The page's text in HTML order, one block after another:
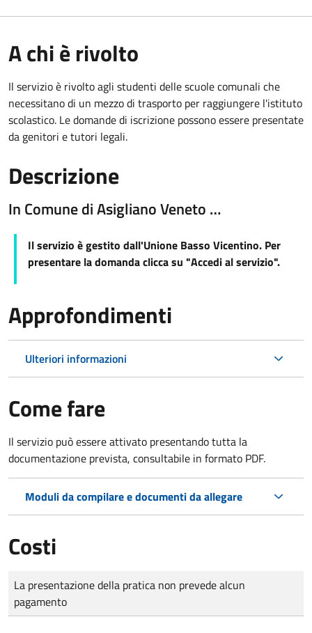
A chi è rivolto
Il servizio è rivolto agli studenti delle scuole comunali che
necessitano di un mezzo di trasporto per raggiungere l'istituto
scolastico. Le domande di iscrizione possono essere presentate
da genitori e tutori legali.
Descrizione
In Comune di Asigliano Veneto …
Il servizio è gestito dall'Unione Basso Vicentino. Per
presentare la domanda clicca su "Accedi al servizio".
Approfondimenti
Ulteriori informazioni
Come fare
Il servizio può essere attivato presentando tutta la
documentazione prevista, consultabile in formato PDF.
Moduli da compilare e documenti da allegare
Costi
Tipo di pagamento
Importo
La presentazione della pratica non prevede alcun
pagamento